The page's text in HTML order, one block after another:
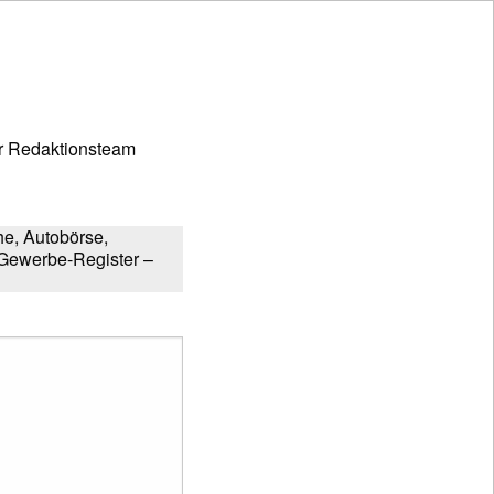
Autobörse,
Register –